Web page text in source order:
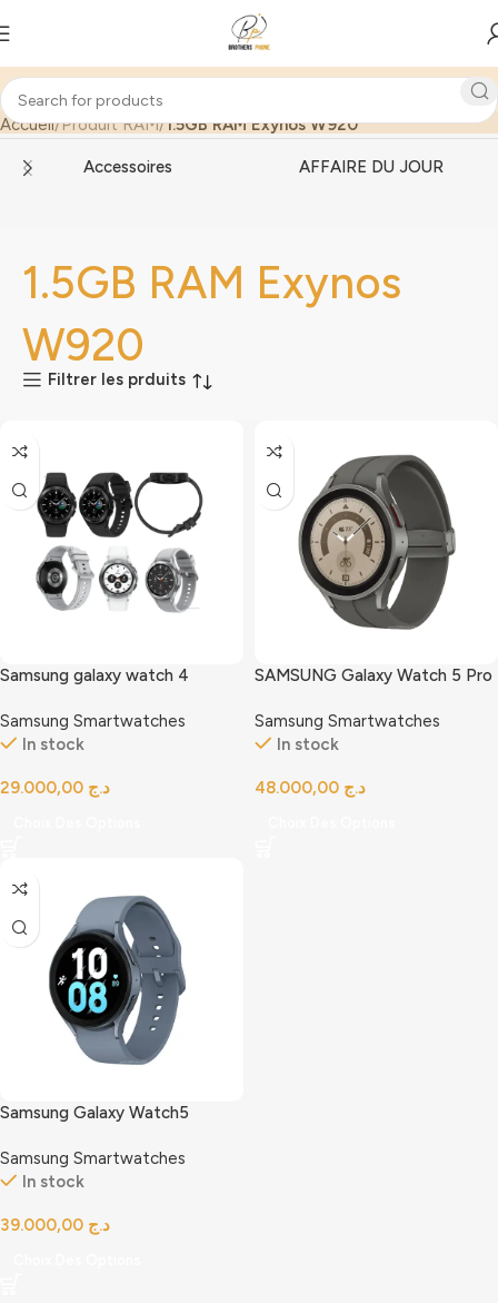
Accueil Produit RAM 1.5GB RAM Exynos W920
Accessoires AFFAIRE DU JOUR
1.5GB RAM Exynos
W920
Filtrer les prduits
Samsung galaxy watch 4
Samsung Smartwatches
In stock
د.ج
SAMSUNG Galaxy Watch 5 Pro
Samsung Smartwatches
In stock
د.ج
Samsung Galaxy Watch5
Samsung Smartwatches
In stock
د.ج